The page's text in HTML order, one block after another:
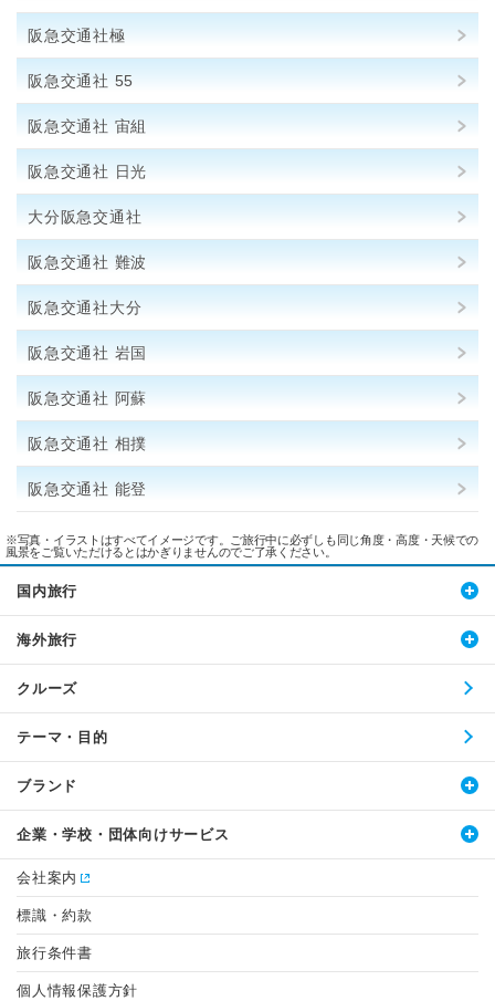
阪急交通社極
阪急交通社 55
阪急交通社 宙組
阪急交通社 日光
大分阪急交通社
阪急交通社 難波
阪急交通社大分
阪急交通社 岩国
阪急交通社 阿蘇
阪急交通社 相撲
阪急交通社 能登
※写真・イラストはすべてイメージです。ご旅行中に必ずしも同じ角度・高度・天候での
風景をご覧いただけるとはかぎりませんのでご了承ください。
国内旅行
海外旅行
クルーズ
テーマ・目的
ブランド
企業・学校・団体向けサービス
会社案内
標識・約款
旅行条件書
個人情報保護方針